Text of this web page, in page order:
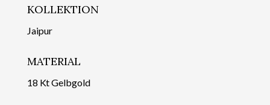
KOLLEKTION
Jaipur
MATERIAL
18 Kt Gelbgold